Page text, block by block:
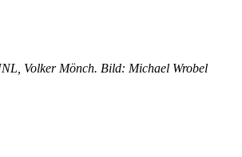
Volker Mönch. Bild: Michael Wrobel